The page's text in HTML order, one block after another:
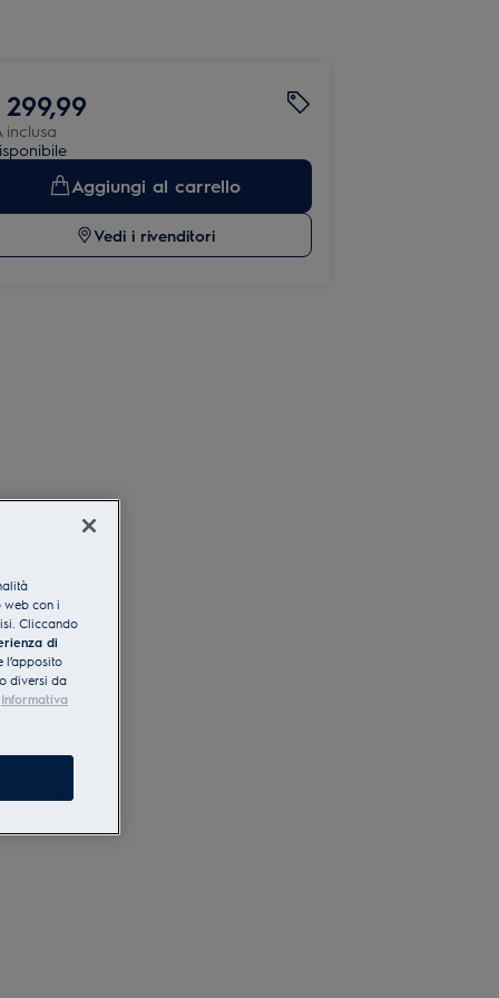
inclusa
Aggiungi al carrello
Vedi i rivenditori
web con i
Cliccando
di
l’apposito
diversi da
Informativa